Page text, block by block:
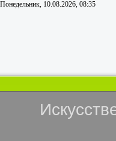
Понедельник, 10.08.2026, 08:35